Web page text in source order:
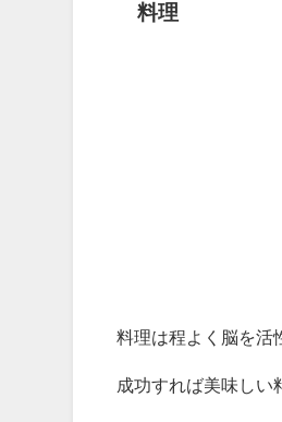
料理
料理は程よく脳を活
成功すれば美味しい